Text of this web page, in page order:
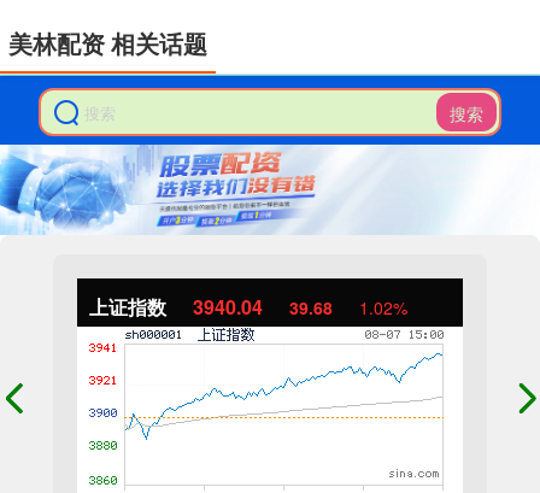
搜索
上证指数 3940.04 39.68 1.02%
美林配资 相关话题